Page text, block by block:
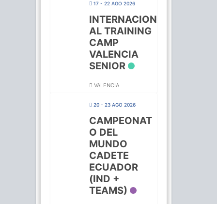
17 - 22 AGO 2026
INTERNACION
AL TRAINING
CAMP
VALENCIA
SENIOR
VALENCIA
20 - 23 AGO 2026
CAMPEONAT
O DEL
MUNDO
CADETE
ECUADOR
(IND +
TEAMS)